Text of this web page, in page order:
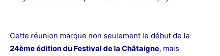
Cette réunion marque non seulement le début de la
24ème édition du Festival de la Châtaigne, mais